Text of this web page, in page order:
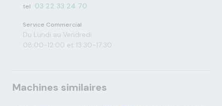
tel 03 22 33 24 70
Service Commercial
Du Lundi au Vendredi :
08:00-12:00 et 13:30-17:30
Machines similaires